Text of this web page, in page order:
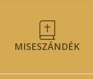
MISESZÁNDÉK